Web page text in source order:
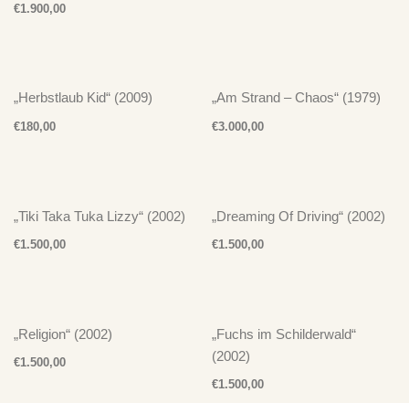
€1.900,00
„Herbstlaub Kid“ (2009)
€180,00
„Am Strand – Chaos“ (1979)
€3.000,00
„Tiki Taka Tuka Lizzy“ (2002)
€1.500,00
„Dreaming Of Driving“ (2002)
€1.500,00
„Religion“ (2002)
€1.500,00
„Fuchs im Schilderwald“
(2002)
€1.500,00